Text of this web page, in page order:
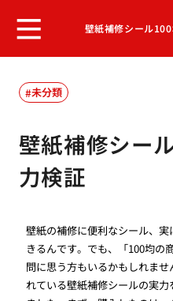
壁紙補修シール
未分類
壁紙補修シー
力検証
壁紙の補修に便利なシール、
きるんです。でも、「100均の
問に思う方もいるかもしれま
れている壁紙補修シールの実